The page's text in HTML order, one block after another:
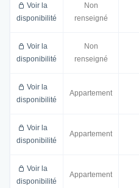
Voir la
disponibilité
Non
renseigné
Voir la
disponibilité
Non
renseigné
Voir la
disponibilité
Appartement
Voir la
disponibilité
Appartement
Voir la
disponibilité
Appartement